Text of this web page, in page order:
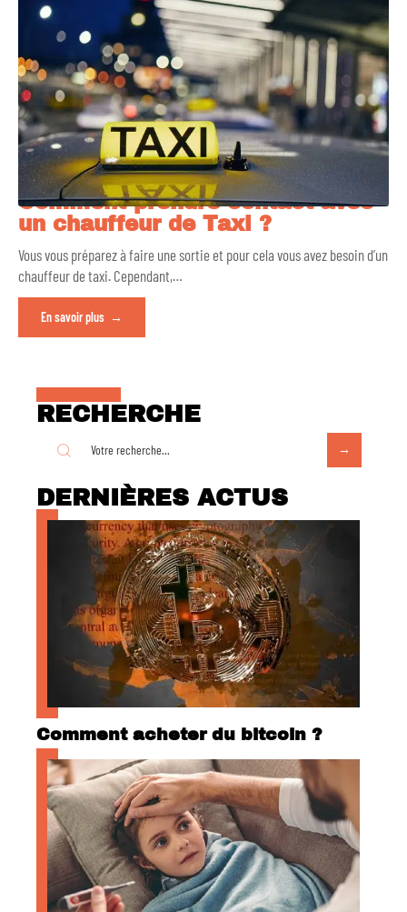
Comment prendre contact avec
un chauffeur de Taxi ?
Vous vous préparez à faire une sortie et pour cela vous avez besoin d’un
chauffeur de taxi. Cependant,…
En savoir plus
RECHERCHE
DERNIÈRES ACTUS
Comment acheter du bitcoin ?